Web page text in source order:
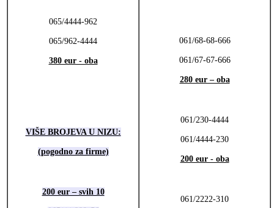
065/4444-962
065/962-4444
380 eur - oba
VIŠE BROJEVA U NIZU:
(pogodno za firme)
200 eur – svih 10
061/68-68-666
061/67-67-666
280 eur – oba
061/230-4444
061/4444-230
200 eur - oba
061/2222-310